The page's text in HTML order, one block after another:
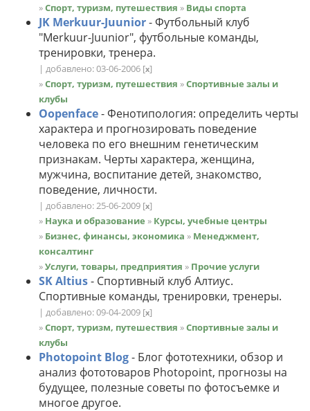
»Спорт, туризм, путешествия » Виды спорта
JK Merkuur-Juunior- Футбольный клуб
"Merkuur-Juunior", футбольные команды,
тренировки, тренера.
| добавлено: 03-06-2006 [x]
»Спорт, туризм, путешествия »Спортивные залы и
клубы
Oopenface- Фенотипология: определить черты
характера и прогнозировать поведение
человека по его внешним генетическим
признакам. Черты характера, женщина,
мужчина, воспитание детей, знакомство,
поведение, личности.
| добавлено: 25-06-2009 [x]
» Наука и образование » Курсы, учебные центры
» Бизнес, финансы, экономика » Менеджмент,
консалтинг
»Услуги, товары, предприятия » Прочие услуги
SK Altius- Спортивный клуб Алтиус.
Спортивные команды, тренировки, тренеры.
| добавлено: 09-04-2009 [x]
»Спорт, туризм, путешествия »Спортивные залы и
клубы
Photopoint Blog- Блог фототехники, обзор и
анализ фототоваров Photopoint, прогнозы на
будущее, полезные советы по фотосъемке и
многое другое.